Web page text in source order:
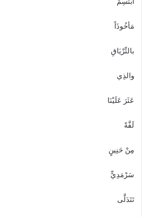
مَأخُوذَاً
بالتِّرْيَاقِ
والذِي
عَثَرَ عَلَيْنَا
لَفَّةً
مِنْ حَنِينٍ
سَرْمَدِيٍّ
تَتَدَلَّى